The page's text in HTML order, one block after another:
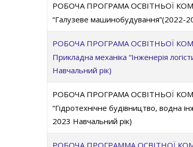
РОБОЧА ПРОГРАМА ОСВІТНЬОЇ
“Галузеве машинобудування”(2022-
РОБОЧА ПРОГРАМА ОСВІТНЬОЇ
Прикладна механіка “Інженерія
Навчальний рік)
РОБОЧА ПРОГРАМА ОСВІТНЬОЇ
“Гідротехнічне будівництво, водна
2023 Навчальний рік)